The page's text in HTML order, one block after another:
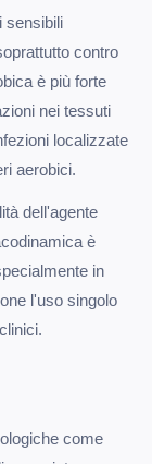
sensibili
contro
è più forte
nei tessuti
localizzate
aerobici.
dell'agente
è
in
l'uso singolo
come